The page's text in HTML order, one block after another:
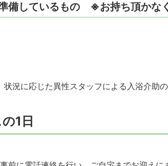
備しているもの ※お持ち頂かな
状況に応じた異性スタッフによる入浴介助
1日